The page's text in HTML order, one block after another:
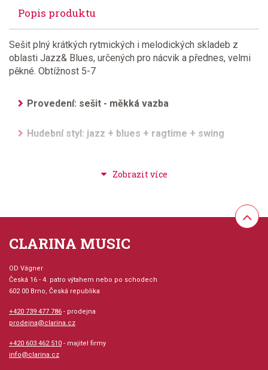
Popis produktu
Sešit plný krátkých rytmických i melodických skladeb z
oblasti Jazz& Blues, určených pro nácvik a přednes, velmi
pěkné. Obtížnost 5-7
Provedení: sešit - měkká vazba
Hudební styl: jazz + blues + ragtime + swing
Obsazení: solo
Výrobce: eNoty
CLARINA MUSIC
OD Vágner
Česká 16 - 4. patro výtahem nebo po schodech
602 00 Brno, Česká republika
+420 739 477 786 - prodejna
prodejna@clarina.cz
+420 603 462 510 - majitel firmy
info@clarina.cz